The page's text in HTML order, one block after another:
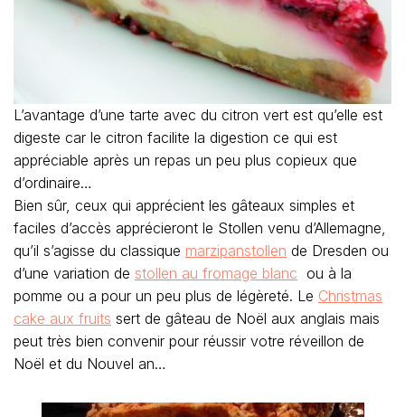
L’avantage d’une tarte avec du citron vert est qu’elle est
digeste car le citron facilite la digestion ce qui est
appréciable après un repas un peu plus copieux que
d’ordinaire…
Bien sûr, ceux qui apprécient les gâteaux simples et
faciles d’accès apprécieront le Stollen venu d’Allemagne,
qu’il s’agisse du classique marzipanstollen de Dresden ou
d’une variation de stollen au fromage blanc ou à la
pomme ou a pour un peu plus de légèreté. Le Christmas
cake aux fruits sert de gâteau de Noël aux anglais mais
peut très bien convenir pour réussir votre réveillon de
Noël et du Nouvel an…